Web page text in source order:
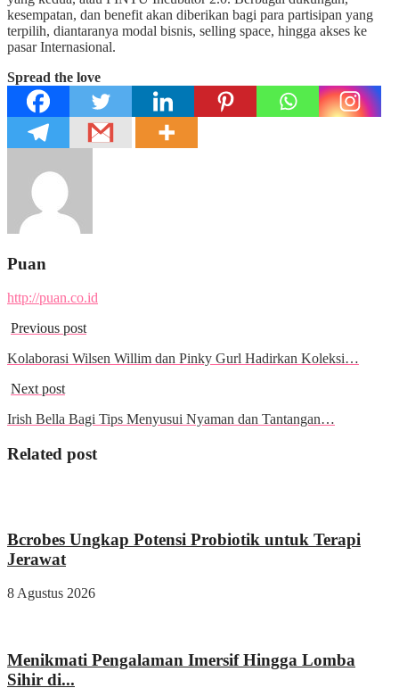
kesempatan, dan benefit akan diberikan bagi para partisipan yang
terpilih, diantaranya modal bisnis, selling space, hingga akses ke
pasar Internasional.
Spread the love
Puan
http://puan.co.id
Previous post
Kolaborasi Wilsen Willim dan Pinky Gurl Hadirkan Koleksi…
Next post
Irish Bella Bagi Tips Menyusui Nyaman dan Tantangan…
Related post
Bcrobes Ungkap Potensi Probiotik untuk Terapi
Jerawat
8 Agustus 2026
Menikmati Pengalaman Imersif Hingga Lomba
Sihir di...